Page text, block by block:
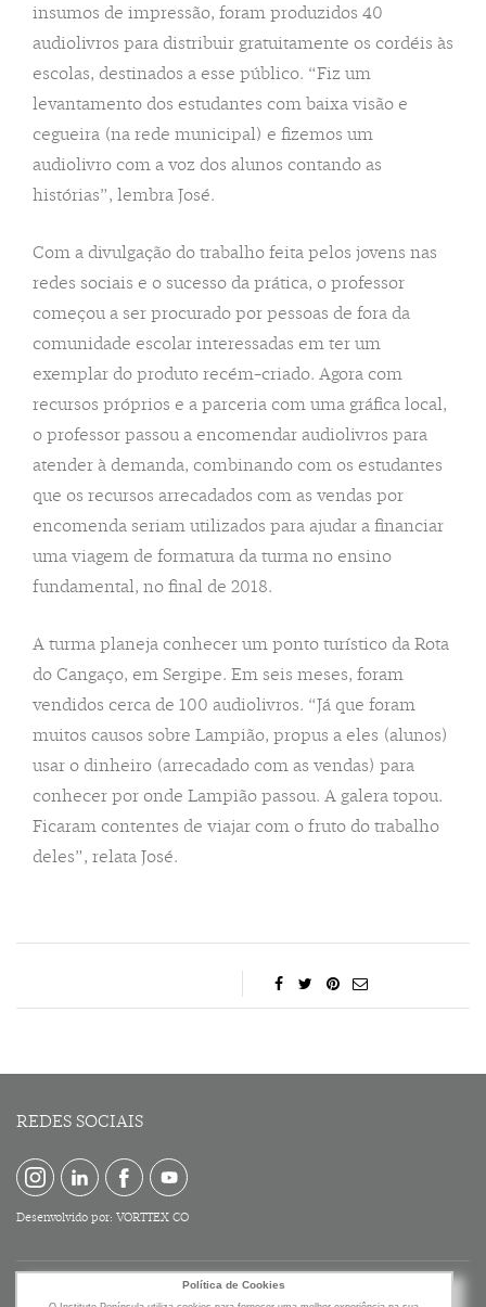
Política de Cookies
insumos de impressão, foram produzidos 40
audiolivros para distribuir gratuitamente os cordéis às
escolas, destinados a esse público. “Fiz um
levantamento dos estudantes com baixa visão e
cegueira (na rede municipal) e fizemos um
audiolivro com a voz dos alunos contando as
histórias”, lembra José.
Com a divulgação do trabalho feita pelos jovens nas
redes sociais e o sucesso da prática, o professor
começou a ser procurado por pessoas de fora da
comunidade escolar interessadas em ter um
exemplar do produto recém-criado. Agora com
recursos próprios e a parceria com uma gráfica local,
o professor passou a encomendar audiolivros para
atender à demanda, combinando com os estudantes
que os recursos arrecadados com as vendas por
encomenda seriam utilizados para ajudar a financiar
uma viagem de formatura da turma no ensino
fundamental, no final de 2018.
A turma planeja conhecer um ponto turístico da Rota
do Cangaço, em Sergipe. Em seis meses, foram
vendidos cerca de 100 audiolivros. “Já que foram
muitos causos sobre Lampião, propus a eles (alunos)
usar o dinheiro (arrecadado com as vendas) para
conhecer por onde Lampião passou. A galera topou.
Ficaram contentes de viajar com o fruto do trabalho
deles”, relata José.
REDES SOCIAIS
Desenvolvido por: VORTTEX CO